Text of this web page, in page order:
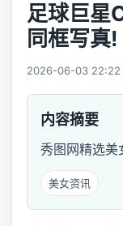
足球巨星
同框写真!
2026-06-03 22:22
内容摘要
秀图网精选美
美女资讯